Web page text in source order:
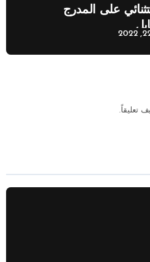
على المدرج
تعليقاً.